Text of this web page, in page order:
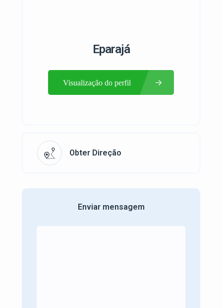
Eparajá
Visualização do perfil
Obter Direção
Enviar mensagem